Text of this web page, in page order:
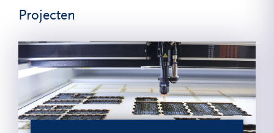
Projecten